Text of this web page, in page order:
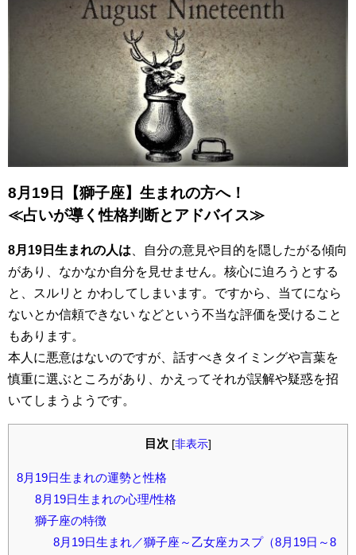
8月19日【獅子座】生まれの方へ！
≪占いが導く性格判断とアドバイス≫
8月19日生まれの人は 、自分の意見や目的を隠したがる傾向
があり、なかなか自分を見せません。核心に迫ろうとする
と、スルリと かわしてしまいます。ですから、当てになら
ないとか信頼できない などという不当な評価を受けること
もあります。
本人に悪意はないのですが、話すべきタイミングや言葉を
慎重に選ぶところがあり、かえってそれが誤解や疑惑を招
いてしまうようです。
目次 [非表示]
8月19日生まれの運勢と性格
8月19日生まれの心理/性格
獅子座の特徴
8月19日生まれ／獅子座～乙女座カスプ（8月19日～8